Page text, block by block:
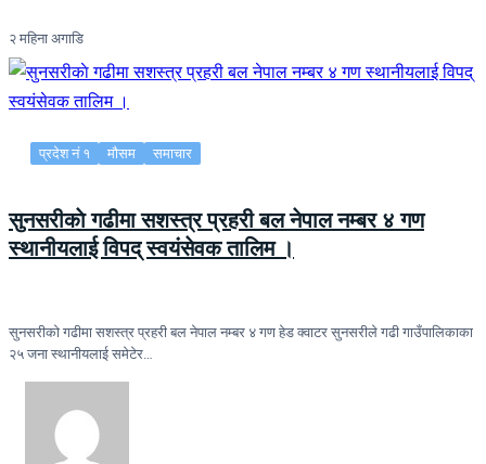
२ महिना अगाडि
प्रदेश नं १ मौसम समाचार
सुनसरीकाे गढीमा सशस्त्र प्रहरी बल नेपाल नम्बर ४ गण
स्थानीयलाई विपद् स्वयंसेवक तालिम ।
सुनसरीकाे गढीमा सशस्त्र प्रहरी बल नेपाल नम्बर ४ गण हेड क्वाटर सुनसरीले गढी गाउँपालिकाका
२५ जना स्थानीयलाई समेटेर…